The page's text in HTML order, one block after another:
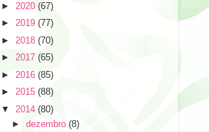
► 2020 (67)
► 2019 (77)
► 2018 (70)
► 2017 (65)
► 2016 (85)
► 2015 (88)
▼ 2014 (80)
►dezembro(8)